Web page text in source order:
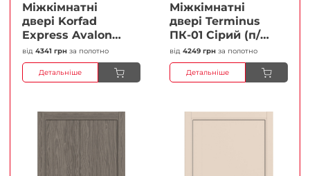
Міжкімнатні
двері Korfad
Express Avalon
Білий мат
Кристал
Антискретч
від 4341 грн за полотно
Детальніше
Міжкімнатні
двері Terminus
ПК-01 Сірий (п/п)
Глухі Плівка
від 4249 грн за полотно
Детальніше